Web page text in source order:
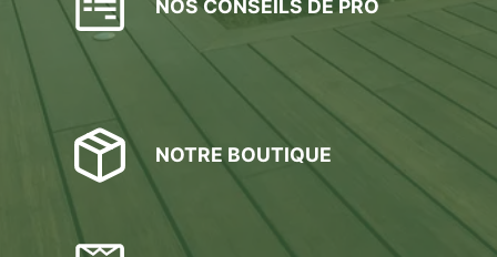
NOS CONSEILS DE PRO
NOTRE BOUTIQUE